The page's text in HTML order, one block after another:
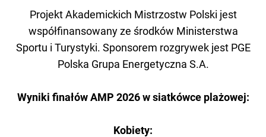
Projekt Akademickich Mistrzostw Polski jest
współfinansowany ze środków Ministerstwa
Sportu i Turystyki. Sponsorem rozgrywek jest PGE
Polska Grupa Energetyczna S.A.
Wyniki finałów AMP 2026 w siatkówce plażowej:
Kobiety: